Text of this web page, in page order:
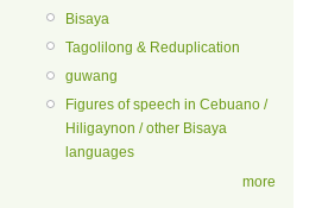
Bisaya
Tagolilong & Reduplication
guwang
Figures of speech in Cebuano /
Hiligaynon / other Bisaya
languages
more